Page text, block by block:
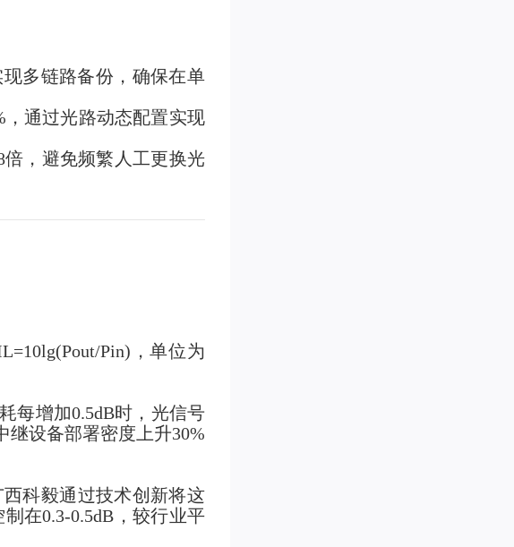
现多链路备份，确保在单
，通过光路动态配置实现
，避免频繁人工更换光
Pin)，单位为
每增加0.5dB时，光信号
继设备部署密度上升30%
科毅通过技术创新将这
在0.3-0.5dB，较行业平